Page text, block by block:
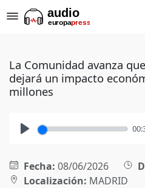
La Comunidad avanza
dejará un impacto
millones
Fecha: 08/06/2026
Localización: MADRID